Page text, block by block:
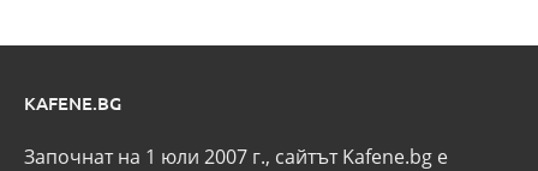
KAFENE.BG
Започнат на 1 юли 2007 г., сайтът Kafene.bg e